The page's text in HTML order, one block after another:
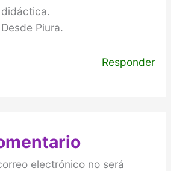
Piura.
Responder
electrónico no será